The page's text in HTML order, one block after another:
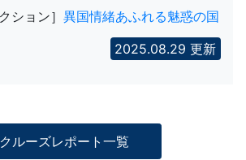
ション］ 異国情緒あふれる魅惑の国
2025.08.29 更新
クルーズレポート一覧